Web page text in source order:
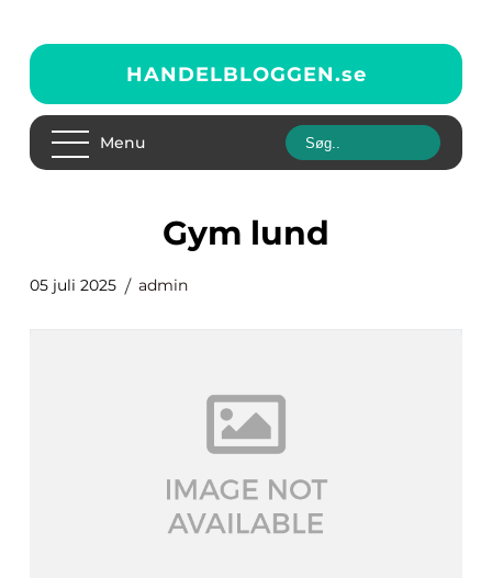
HANDELBLOGGEN.se
Menu
gym lund
05 juli 2025 admin